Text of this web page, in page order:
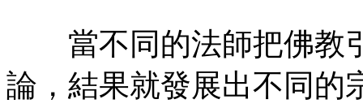
當不同的法師把佛教
論，結果就發展出不同的